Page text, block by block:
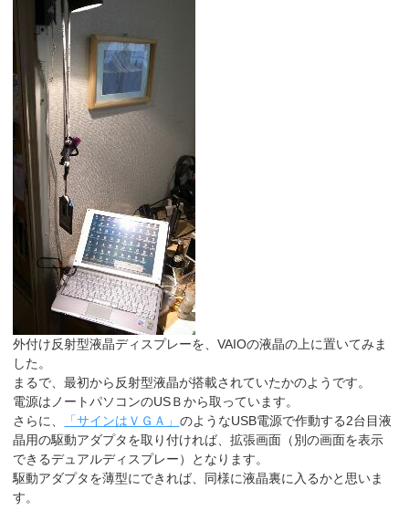
外付け反射型液晶ディスプレーを、VAIOの液晶の上に置いてみま
した。
まるで、最初から反射型液晶が搭載されていたかのようです。
電源はノートパソコンのUSＢから取っています。
さらに、
「サインはＶＧＡ」 のようなUSB電源で作動する2台目液
晶用の駆動アダプタを取り付ければ、拡張画面（別の画面を表示
できるデュアルディスプレー）となります。
駆動アダプタを薄型にできれば、同様に液晶裏に入るかと思いま
す。